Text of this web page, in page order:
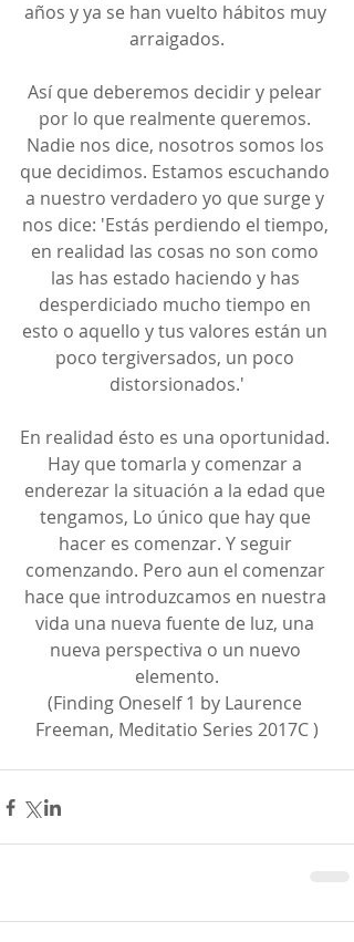
años y ya se han vuelto hábitos muy
arraigados.
Así que deberemos decidir y pelear
por lo que realmente queremos.
Nadie nos dice, nosotros somos los
que decidimos. Estamos escuchando
a nuestro verdadero yo que surge y
nos dice: 'Estás perdiendo el tiempo,
en realidad las cosas no son como
las has estado haciendo y has
desperdiciado mucho tiempo en
esto o aquello y tus valores están un
poco tergiversados, un poco
distorsionados.'
En realidad ésto es una oportunidad.
Hay que tomarla y comenzar a
enderezar la situación a la edad que
tengamos, Lo único que hay que
hacer es comenzar. Y seguir
comenzando. Pero aun el comenzar
hace que introduzcamos en nuestra
vida una nueva fuente de luz, una
nueva perspectiva o un nuevo
elemento.
(Finding Oneself 1 by Laurence
Freeman, Meditatio Series 2017C )